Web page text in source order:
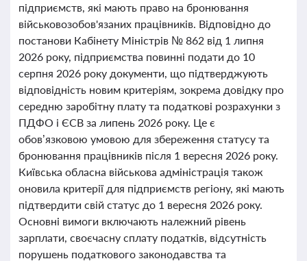
підприємств, які мають право на бронювання
військовозобов'язаних працівників. Відповідно до
постанови Кабінету Міністрів № 862 від 1 липня
2026 року, підприємства повинні подати до 10
серпня 2026 року документи, що підтверджують
відповідність новим критеріям, зокрема довідку про
середню заробітну плату та податкові розрахунки з
ПДФО і ЄСВ за липень 2026 року. Це є
обов’язковою умовою для збереження статусу та
бронювання працівників після 1 вересня 2026 року.
Київська обласна військова адміністрація також
оновила критерії для підприємств регіону, які мають
підтвердити свій статус до 1 вересня 2026 року.
Основні вимоги включають належний рівень
зарплати, своєчасну сплату податків, відсутність
порушень податкового законодавства та